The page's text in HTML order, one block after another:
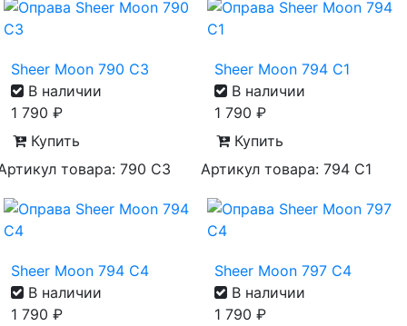
Sheer Moon 790 C3
В наличии
1 790 ₽
Купить
товара: 790 С3
Sheer Moon 794 C1
В наличии
1 790 ₽
Купить
Артикул товара: 794 С1
Sheer Moon 794 C4
В наличии
1 790 ₽
Sheer Moon 797 C4
В наличии
1 790 ₽